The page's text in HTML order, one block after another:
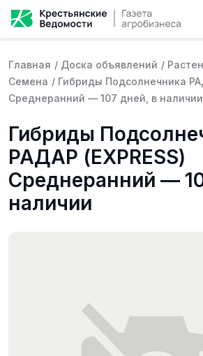
Главная / Доска объявлений /
Семена / Гибриды Подсолнечника
Среднеранний — 107 дней, в наличии
Гибриды
РАДАР (EXPRESS)
Среднеранний —
наличии